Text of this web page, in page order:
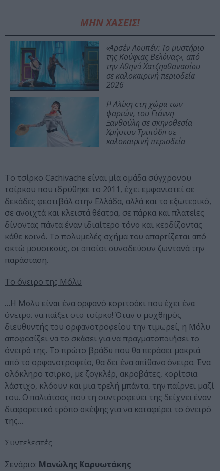
ΜΗΝ ΧΑΣΕΙΣ!
«Αρσέν Λουπέν: Το μυστήριο
της Κούφιας Βελόνας», από
την Αθηνά Χατζηαθανασίου
σε καλοκαιρινή περιοδεία
2026
Η Αλίκη στη χώρα των
ψαριών, του Γιάννη
Ξανθούλη σε σκηνοθεσία
Χρήστου Τριπόδη σε
καλοκαιρινή περιοδεία
Το τσίρκο Cachivache είναι μία ομάδα σύγχρονου
τσίρκου που ιδρύθηκε το 2011, έχει εμφανιστεί σε
δεκάδες φεστιβάλ στην Ελλάδα, αλλά και το εξωτερικό,
σε ανοιχτά και κλειστά θέατρα, σε πάρκα και πλατείες
δίνοντας πάντα έναν ιδιαίτερο τόνο και κερδίζοντας
κάθε κοινό. Το πολυμελές σχήμα του απαρτίζεται από
οκτώ μουσικούς, οι οποίοι συνοδεύουν ζωντανά την
παράσταση.
Το όνειρο της Μόλυ
…Η Μόλυ είναι ένα ορφανό κοριτσάκι που έχει ένα
όνειρο: να παίξει στο τσίρκο! Όταν ο μοχθηρός
διευθυντής του ορφανοτροφείου την τιμωρεί, η Μόλυ
αποφασίζει να το σκάσει για να πραγματοποιήσει το
όνειρό της. Το πρώτο βράδυ που θα περάσει μακριά
από το ορφανοτροφείο, θα δει ένα απίθανο όνειρο. Ένα
ολόκληρο τσίρκο, με ζογκλέρ, ακροβάτες, κορίτσια
λάστιχο, κλόουν και μια τρελή μπάντα, την παίρνει μαζί
του. Ο παλιάτσος που τη συντροφεύει της δείχνει έναν
διαφορετικό τρόπο σκέψης για να καταφέρει το όνειρό
της…
Συντελεστές
Σενάριο: Μανώλης Καρυωτάκης